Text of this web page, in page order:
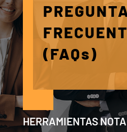
(FAQs)
HERRAMIENTAS